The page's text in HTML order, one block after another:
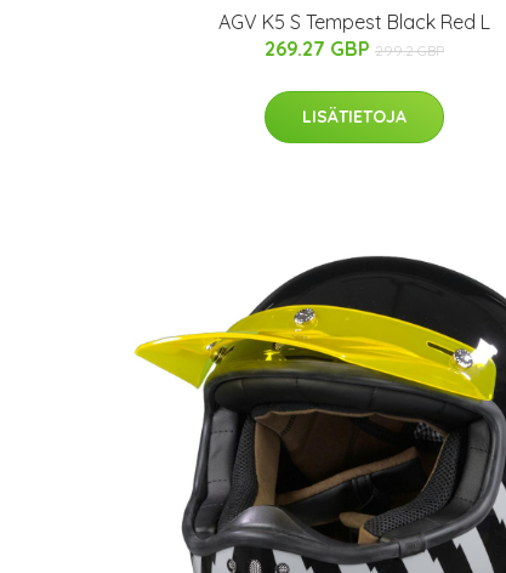
AGV K5 S Tempest Black Red L
269.27 GBP 299.2 GBP
LISÄTIETOJA